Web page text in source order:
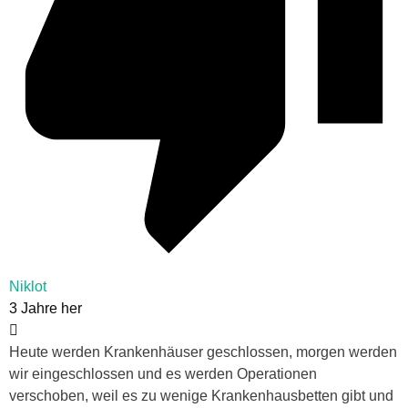
Niklot
3 Jahre her
Heute werden Krankenhäuser geschlossen, morgen werden
wir eingeschlossen und es werden Operationen
verschoben, weil es zu wenige Krankenhausbetten gibt und